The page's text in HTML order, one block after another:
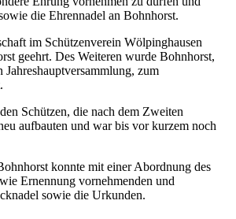
die Ehrennadel an Bohnhorst.
im Schützenverein Wölpinghausen
geehrt. Des Weiteren wurde Bohnhorst,
Jahreshauptversammlung, zum
Schützen, die nach dem Zweiten
aufbauten und war bis vor kurzem noch
konnte mit einer Abordnung des
Ernennung vornehmenden und
sowie die Urkunden.